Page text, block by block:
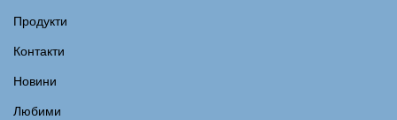
Продукти
Контакти
Новини
Любими